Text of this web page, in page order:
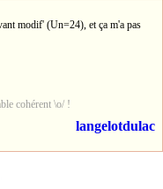
modif' (Un=24), et ça m'a pas
cohérent \o/ !
langelotdulac